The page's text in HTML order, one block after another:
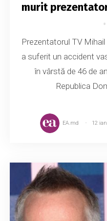
murit
Prezentatorul TV
a suferit un accident
în vârstă de 46 de
Republica
EA.md 12